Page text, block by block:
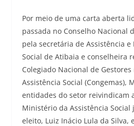
Por meio de uma carta aberta
passada no Conselho Nacional
pela secretária de Assistência e
Social de Atibaia e conselheira
Colegiado Nacional de
Assistência Social (Congemas),
entidades do setor reivindicam
Ministério da Assistência
eleito, Luiz Inácio Lula da Silva,